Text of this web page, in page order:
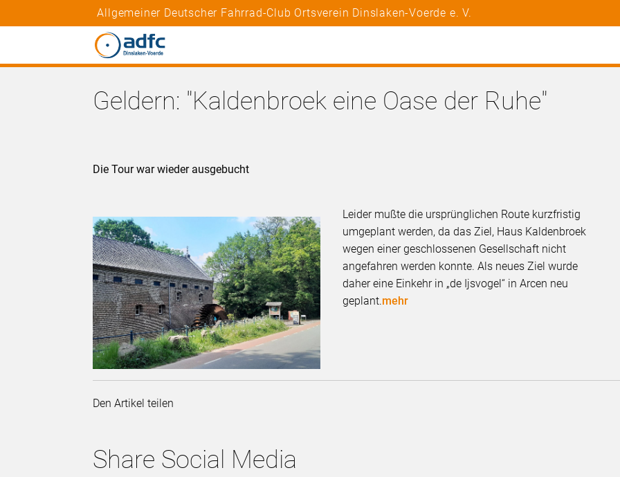
Allgemeiner Deutscher Fahrrad-Club Ortsverein Dinslaken-Voerde e. V.
Geldern: "Kaldenbroek eine Oase der Ruhe"
Die Tour war wieder ausgebucht
Leider mußte die ursprünglichen Route kurzfristig
umgeplant werden, da das Ziel, Haus Kaldenbroek
wegen einer geschlossenen Gesellschaft nicht
angefahren werden konnte. Als neues Ziel wurde
daher eine Einkehr in „de Ijsvogel“ in Arcen neu
geplant.mehr
Den Artikel teilen
Share Social Media